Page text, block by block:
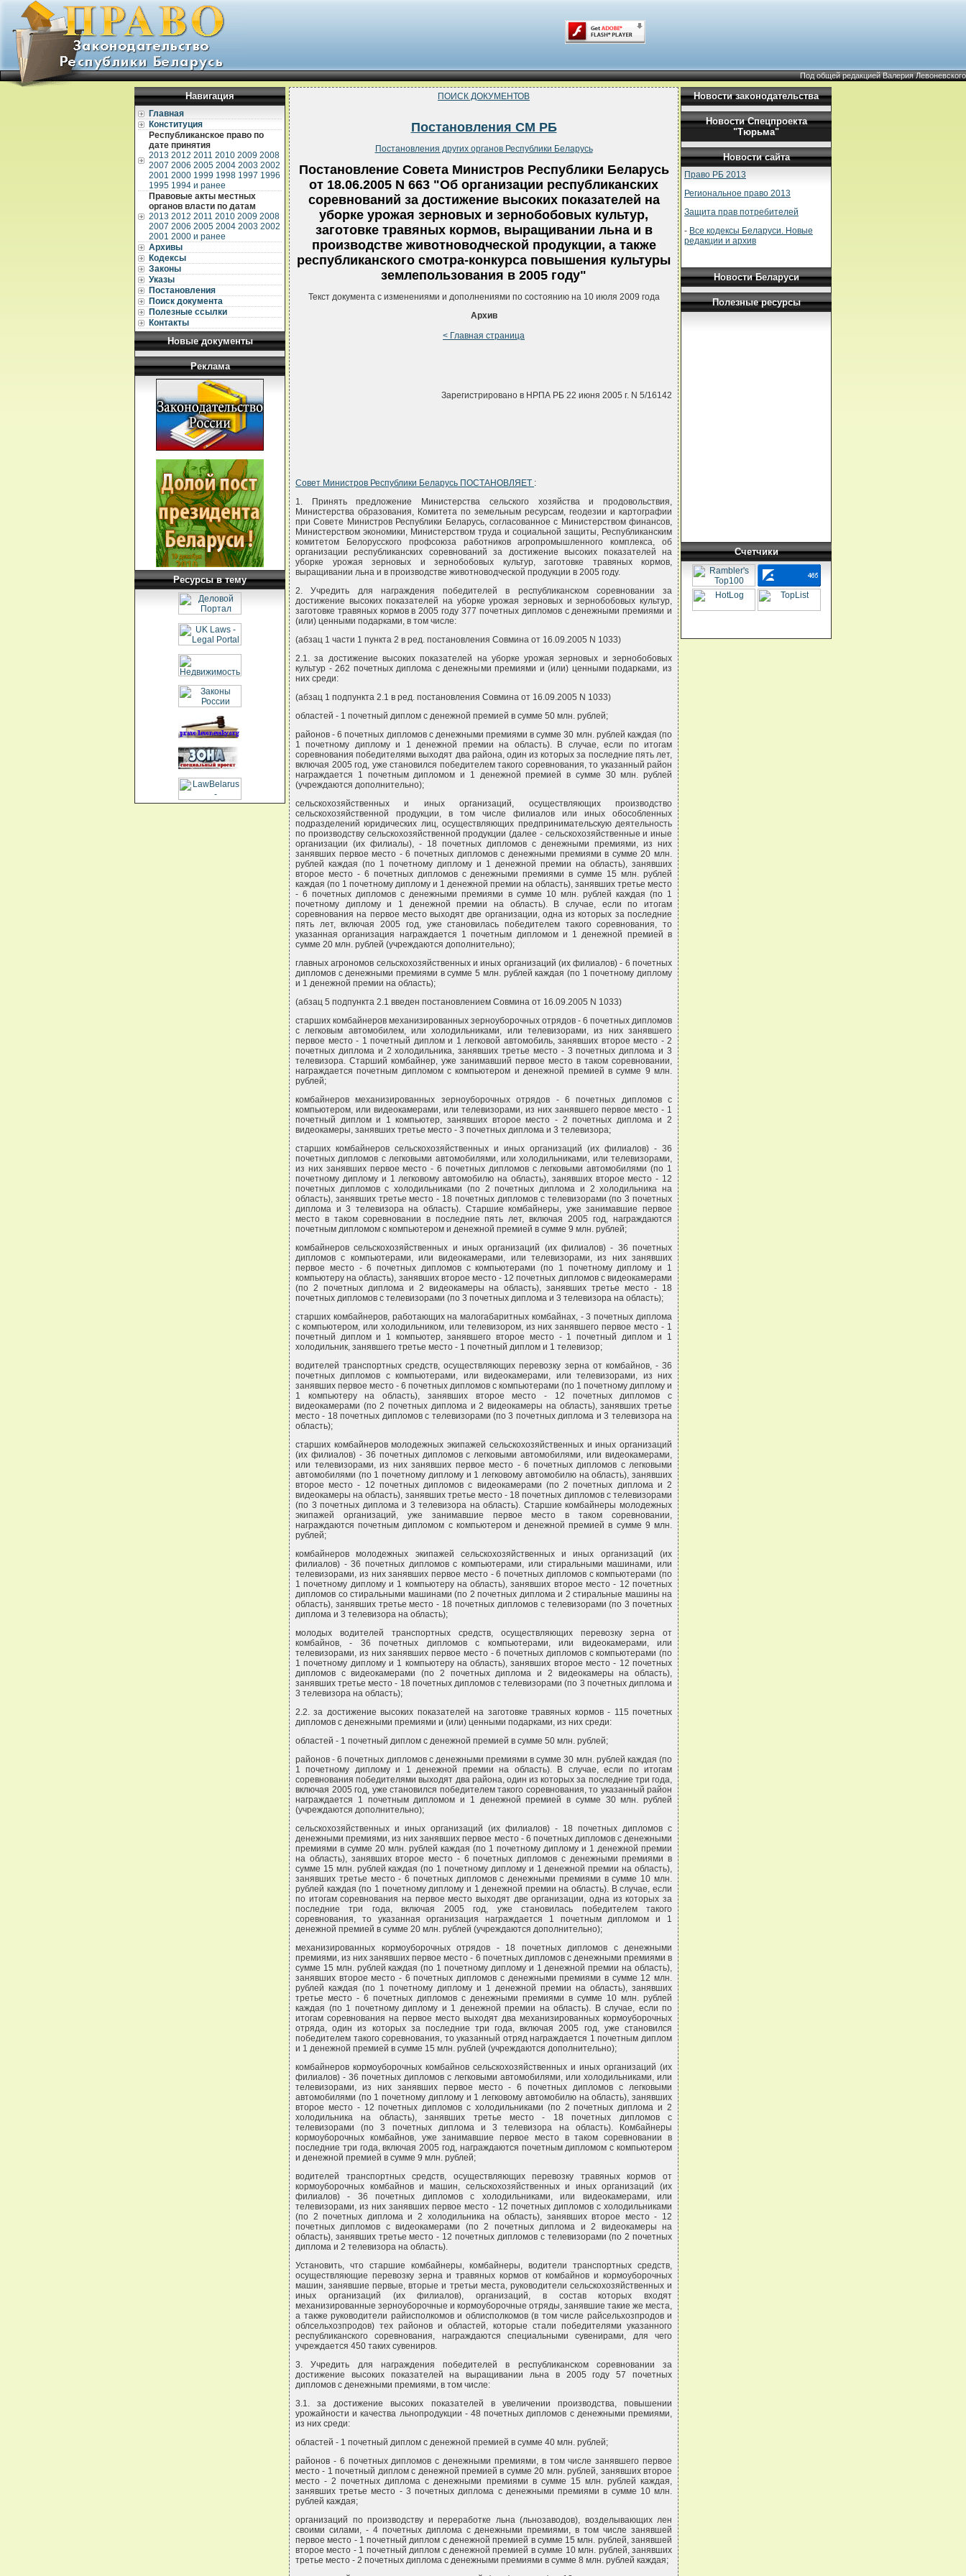
Под общей редакцией Валерия Левоневского
Навигация
Главная
Конституция
Республиканское право по
дате принятия
2013 2012 2011 2010 2009 2008
2007 2006 2005 2004 2003 2002
2001 2000 1999 1998 1997 1996
1995 1994 и ранее
Правовые акты местных
органов власти по датам
2013 2012 2011 2010 2009 2008
2007 2006 2005 2004 2003 2002
2001 2000 и ранее
Архивы
Кодексы
Законы
Указы
Постановления
Поиск документа
Полезные ссылки
Контакты
Новые документы
Реклама
Ресурсы в тему
ПОИСК ДОКУМЕНТОВ
Постановления СМ РБ
Постановления других органов Республики Беларусь
Постановление Совета Министров Республики Беларусь
от 18.06.2005 N 663 "Об организации республиканских
соревнований за достижение высоких показателей на
уборке урожая зерновых и зернобобовых культур,
заготовке травяных кормов, выращивании льна и в
производстве животноводческой продукции, а также
республиканского смотра-конкурса повышения культуры
землепользования в 2005 году"
Текст документа с изменениями и дополнениями по состоянию на 10 июля 2009 года
Архив
< Главная страница
Зарегистрировано в НРПА РБ 22 июня 2005 г. N 5/16142
Совет Министров Республики Беларусь ПОСТАНОВЛЯЕТ :
1. Принять предложение Министерства сельского хозяйства и продовольствия,
Министерства образования, Комитета по земельным ресурсам, геодезии и картографии
при Совете Министров Республики Беларусь, согласованное с Министерством финансов,
Министерством экономики, Министерством труда и социальной защиты, Республиканским
комитетом Белорусского профсоюза работников агропромышленного комплекса, об
организации республиканских соревнований за достижение высоких показателей на
уборке урожая зерновых и зернобобовых культур, заготовке травяных кормов,
выращивании льна и в производстве животноводческой продукции в 2005 году.
2. Учредить для награждения победителей в республиканском соревновании за
достижение высоких показателей на уборке урожая зерновых и зернобобовых культур,
заготовке травяных кормов в 2005 году 377 почетных дипломов с денежными премиями и
(или) ценными подарками, в том числе:
(абзац 1 части 1 пункта 2 в ред. постановления Совмина от 16.09.2005 N 1033)
2.1. за достижение высоких показателей на уборке урожая зерновых и зернобобовых
культур - 262 почетных диплома с денежными премиями и (или) ценными подарками, из
них среди:
(абзац 1 подпункта 2.1 в ред. постановления Совмина от 16.09.2005 N 1033)
областей - 1 почетный диплом с денежной премией в сумме 50 млн. рублей;
районов - 6 почетных дипломов с денежными премиями в сумме 30 млн. рублей каждая (по
1 почетному диплому и 1 денежной премии на область). В случае, если по итогам
соревнования победителями выходят два района, один из которых за последние пять лет,
включая 2005 год, уже становился победителем такого соревнования, то указанный район
награждается 1 почетным дипломом и 1 денежной премией в сумме 30 млн. рублей
(учреждаются дополнительно);
сельскохозяйственных и иных организаций, осуществляющих производство
сельскохозяйственной продукции, в том числе филиалов или иных обособленных
подразделений юридических лиц, осуществляющих предпринимательскую деятельность
по производству сельскохозяйственной продукции (далее - сельскохозяйственные и иные
организации (их филиалы), - 18 почетных дипломов с денежными премиями, из них
занявших первое место - 6 почетных дипломов с денежными премиями в сумме 20 млн.
рублей каждая (по 1 почетному диплому и 1 денежной премии на область), занявших
второе место - 6 почетных дипломов с денежными премиями в сумме 15 млн. рублей
каждая (по 1 почетному диплому и 1 денежной премии на область), занявших третье место
- 6 почетных дипломов с денежными премиями в сумме 10 млн. рублей каждая (по 1
почетному диплому и 1 денежной премии на область). В случае, если по итогам
соревнования на первое место выходят две организации, одна из которых за последние
пять лет, включая 2005 год, уже становилась победителем такого соревнования, то
указанная организация награждается 1 почетным дипломом и 1 денежной премией в
сумме 20 млн. рублей (учреждаются дополнительно);
главных агрономов сельскохозяйственных и иных организаций (их филиалов) - 6 почетных
дипломов с денежными премиями в сумме 5 млн. рублей каждая (по 1 почетному диплому
и 1 денежной премии на область);
(абзац 5 подпункта 2.1 введен постановлением Совмина от 16.09.2005 N 1033)
старших комбайнеров механизированных зерноуборочных отрядов - 6 почетных дипломов
с легковым автомобилем, или холодильниками, или телевизорами, из них занявшего
первое место - 1 почетный диплом и 1 легковой автомобиль, занявших второе место - 2
почетных диплома и 2 холодильника, занявших третье место - 3 почетных диплома и 3
телевизора. Старший комбайнер, уже занимавший первое место в таком соревновании,
награждается почетным дипломом с компьютером и денежной премией в сумме 9 млн.
рублей;
комбайнеров механизированных зерноуборочных отрядов - 6 почетных дипломов с
компьютером, или видеокамерами, или телевизорами, из них занявшего первое место - 1
почетный диплом и 1 компьютер, занявших второе место - 2 почетных диплома и 2
видеокамеры, занявших третье место - 3 почетных диплома и 3 телевизора;
старших комбайнеров сельскохозяйственных и иных организаций (их филиалов) - 36
почетных дипломов с легковыми автомобилями, или холодильниками, или телевизорами,
из них занявших первое место - 6 почетных дипломов с легковыми автомобилями (по 1
почетному диплому и 1 легковому автомобилю на область), занявших второе место - 12
почетных дипломов с холодильниками (по 2 почетных диплома и 2 холодильника на
область), занявших третье место - 18 почетных дипломов с телевизорами (по 3 почетных
диплома и 3 телевизора на область). Старшие комбайнеры, уже занимавшие первое
место в таком соревновании в последние пять лет, включая 2005 год, награждаются
почетным дипломом с компьютером и денежной премией в сумме 9 млн. рублей;
комбайнеров сельскохозяйственных и иных организаций (их филиалов) - 36 почетных
дипломов с компьютерами, или видеокамерами, или телевизорами, из них занявших
первое место - 6 почетных дипломов с компьютерами (по 1 почетному диплому и 1
компьютеру на область), занявших второе место - 12 почетных дипломов с видеокамерами
(по 2 почетных диплома и 2 видеокамеры на область), занявших третье место - 18
почетных дипломов с телевизорами (по 3 почетных диплома и 3 телевизора на область);
старших комбайнеров, работающих на малогабаритных комбайнах, - 3 почетных диплома
с компьютером, или холодильником, или телевизором, из них занявшего первое место - 1
почетный диплом и 1 компьютер, занявшего второе место - 1 почетный диплом и 1
холодильник, занявшего третье место - 1 почетный диплом и 1 телевизор;
водителей транспортных средств, осуществляющих перевозку зерна от комбайнов, - 36
почетных дипломов с компьютерами, или видеокамерами, или телевизорами, из них
занявших первое место - 6 почетных дипломов с компьютерами (по 1 почетному диплому и
1 компьютеру на область), занявших второе место - 12 почетных дипломов с
видеокамерами (по 2 почетных диплома и 2 видеокамеры на область), занявших третье
место - 18 почетных дипломов с телевизорами (по 3 почетных диплома и 3 телевизора на
область);
старших комбайнеров молодежных экипажей сельскохозяйственных и иных организаций
(их филиалов) - 36 почетных дипломов с легковыми автомобилями, или видеокамерами,
или телевизорами, из них занявших первое место - 6 почетных дипломов с легковыми
автомобилями (по 1 почетному диплому и 1 легковому автомобилю на область), занявших
второе место - 12 почетных дипломов с видеокамерами (по 2 почетных диплома и 2
видеокамеры на область), занявших третье место - 18 почетных дипломов с телевизорами
(по 3 почетных диплома и 3 телевизора на область). Старшие комбайнеры молодежных
экипажей организаций, уже занимавшие первое место в таком соревновании,
награждаются почетным дипломом с компьютером и денежной премией в сумме 9 млн.
рублей;
комбайнеров молодежных экипажей сельскохозяйственных и иных организаций (их
филиалов) - 36 почетных дипломов с компьютерами, или стиральными машинами, или
телевизорами, из них занявших первое место - 6 почетных дипломов с компьютерами (по
1 почетному диплому и 1 компьютеру на область), занявших второе место - 12 почетных
дипломов со стиральными машинами (по 2 почетных диплома и 2 стиральные машины на
область), занявших третье место - 18 почетных дипломов с телевизорами (по 3 почетных
диплома и 3 телевизора на область);
молодых водителей транспортных средств, осуществляющих перевозку зерна от
комбайнов, - 36 почетных дипломов с компьютерами, или видеокамерами, или
телевизорами, из них занявших первое место - 6 почетных дипломов с компьютерами (по
1 почетному диплому и 1 компьютеру на область), занявших второе место - 12 почетных
дипломов с видеокамерами (по 2 почетных диплома и 2 видеокамеры на область),
занявших третье место - 18 почетных дипломов с телевизорами (по 3 почетных диплома и
3 телевизора на область);
2.2. за достижение высоких показателей на заготовке травяных кормов - 115 почетных
дипломов с денежными премиями и (или) ценными подарками, из них среди:
областей - 1 почетный диплом с денежной премией в сумме 50 млн. рублей;
районов - 6 почетных дипломов с денежными премиями в сумме 30 млн. рублей каждая (по
1 почетному диплому и 1 денежной премии на область). В случае, если по итогам
соревнования победителями выходят два района, один из которых за последние три года,
включая 2005 год, уже становился победителем такого соревнования, то указанный район
награждается 1 почетным дипломом и 1 денежной премией в сумме 30 млн. рублей
(учреждаются дополнительно);
сельскохозяйственных и иных организаций (их филиалов) - 18 почетных дипломов с
денежными премиями, из них занявших первое место - 6 почетных дипломов с денежными
премиями в сумме 20 млн. рублей каждая (по 1 почетному диплому и 1 денежной премии
на область), занявших второе место - 6 почетных дипломов с денежными премиями в
сумме 15 млн. рублей каждая (по 1 почетному диплому и 1 денежной премии на область),
занявших третье место - 6 почетных дипломов с денежными премиями в сумме 10 млн.
рублей каждая (по 1 почетному диплому и 1 денежной премии на область). В случае, если
по итогам соревнования на первое место выходят две организации, одна из которых за
последние три года, включая 2005 год, уже становилась победителем такого
соревнования, то указанная организация награждается 1 почетным дипломом и 1
денежной премией в сумме 20 млн. рублей (учреждаются дополнительно);
механизированных кормоуборочных отрядов - 18 почетных дипломов с денежными
премиями, из них занявших первое место - 6 почетных дипломов с денежными премиями в
сумме 15 млн. рублей каждая (по 1 почетному диплому и 1 денежной премии на область),
занявших второе место - 6 почетных дипломов с денежными премиями в сумме 12 млн.
рублей каждая (по 1 почетному диплому и 1 денежной премии на область), занявших
третье место - 6 почетных дипломов с денежными премиями в сумме 10 млн. рублей
каждая (по 1 почетному диплому и 1 денежной премии на область). В случае, если по
итогам соревнования на первое место выходят два механизированных кормоуборочных
отряда, один из которых за последние три года, включая 2005 год, уже становился
победителем такого соревнования, то указанный отряд награждается 1 почетным диплом
и 1 денежной премией в сумме 15 млн. рублей (учреждаются дополнительно);
комбайнеров кормоуборочных комбайнов сельскохозяйственных и иных организаций (их
филиалов) - 36 почетных дипломов с легковыми автомобилями, или холодильниками, или
телевизорами, из них занявших первое место - 6 почетных дипломов с легковыми
автомобилями (по 1 почетному диплому и 1 легковому автомобилю на область), занявших
второе место - 12 почетных дипломов с холодильниками (по 2 почетных диплома и 2
холодильника на область), занявших третье место - 18 почетных дипломов с
телевизорами (по 3 почетных диплома и 3 телевизора на область). Комбайнеры
кормоуборочных комбайнов, уже занимавшие первое место в таком соревновании в
последние три года, включая 2005 год, награждаются почетным дипломом с компьютером
и денежной премией в сумме 9 млн. рублей;
водителей транспортных средств, осуществляющих перевозку травяных кормов от
кормоуборочных комбайнов и машин, сельскохозяйственных и иных организаций (их
филиалов) - 36 почетных дипломов с холодильниками, или видеокамерами, или
телевизорами, из них занявших первое место - 12 почетных дипломов с холодильниками
(по 2 почетных диплома и 2 холодильника на область), занявших второе место - 12
почетных дипломов с видеокамерами (по 2 почетных диплома и 2 видеокамеры на
область), занявших третье место - 12 почетных дипломов с телевизорами (по 2 почетных
диплома и 2 телевизора на область).
Установить, что старшие комбайнеры, комбайнеры, водители транспортных средств,
осуществляющие перевозку зерна и травяных кормов от комбайнов и кормоуборочных
машин, занявшие первые, вторые и третьи места, руководители сельскохозяйственных и
иных организаций (их филиалов), организаций, в состав которых входят
механизированные зерноуборочные и кормоуборочные отряды, занявшие такие же места,
а также руководители райисполкомов и облисполкомов (в том числе райсельхозпродов и
облсельхозпродов) тех районов и областей, которые стали победителями указанного
республиканского соревнования, награждаются специальными сувенирами, для чего
учреждается 450 таких сувениров.
3. Учредить для награждения победителей в республиканском соревновании за
достижение высоких показателей на выращивании льна в 2005 году 57 почетных
дипломов с денежными премиями, в том числе:
3.1. за достижение высоких показателей в увеличении производства, повышении
урожайности и качества льнопродукции - 48 почетных дипломов с денежными премиями,
из них среди:
областей - 1 почетный диплом с денежной премией в сумме 40 млн. рублей;
районов - 6 почетных дипломов с денежными премиями, в том числе занявшего первое
место - 1 почетный диплом с денежной премией в сумме 20 млн. рублей, занявших второе
место - 2 почетных диплома с денежными премиями в сумме 15 млн. рублей каждая,
занявших третье место - 3 почетных диплома с денежными премиями в сумме 10 млн.
рублей каждая;
организаций по производству и переработке льна (льнозаводов), возделывающих лен
своими силами, - 4 почетных диплома с денежными премиями, в том числе занявшей
первое место - 1 почетный диплом с денежной премией в сумме 15 млн. рублей, занявшей
второе место - 1 почетный диплом с денежной премией в сумме 10 млн. рублей, занявших
третье место - 2 почетных диплома с денежными премиями в сумме 8 млн. рублей каждая;
Новости законодательства
Новости Спецпроекта
"Тюрьма"
Новости сайта
Право РБ 2013
Региональное право 2013
Защита прав потребителей
- Все кодексы Беларуси. Новые
редакции и архив
Новости Беларуси
Полезные ресурсы
Счетчики